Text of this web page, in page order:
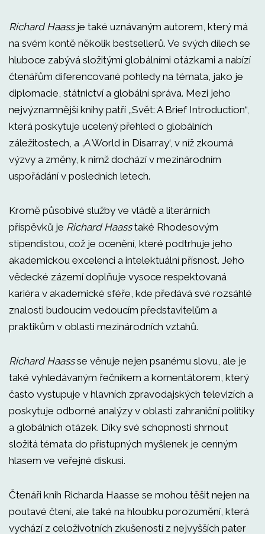
Richard Haassje také uznávaným autorem, který má
na svém kontě několik bestsellerů. Ve svých dílech se
hluboce zabývá složitými globálními otázkami a nabízí
čtenářům diferencované pohledy na témata, jako je
diplomacie, státnictví a globální správa. Mezi jeho
nejvýznamnější knihy patří „Svět: A Brief Introduction“,
která poskytuje ucelený přehled o globálních
záležitostech, a ‚A World in Disarray‘, v níž zkoumá
výzvy a změny, k nimž dochází v mezinárodním
uspořádání v posledních letech.
Kromě působivé služby ve vládě a literárních
příspěvků je Richard Haasstaké Rhodesovým
stipendistou, což je ocenění, které podtrhuje jeho
akademickou excelenci a intelektuální přísnost. Jeho
vědecké zázemí doplňuje vysoce respektovaná
kariéra v akademické sféře, kde předává své rozsáhlé
znalosti budoucím vedoucím představitelům a
praktikům v oblasti mezinárodních vztahů.
Richard Haassse věnuje nejen psanému slovu, ale je
také vyhledávaným řečníkem a komentátorem, který
často vystupuje v hlavních zpravodajských televizích a
poskytuje odborné analýzy v oblasti zahraniční politiky
a globálních otázek. Díky své schopnosti shrnout
složitá témata do přístupných myšlenek je cenným
hlasem ve veřejné diskusi.
Čtenáři knih Richarda Haasse se mohou těšit nejen na
poutavé čtení, ale také na hloubku porozumění, která
vychází z celoživotních zkušeností z nejvyšších pater